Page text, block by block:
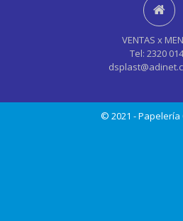
VENTAS x
Tel: 2320
© 2021 - Papelería